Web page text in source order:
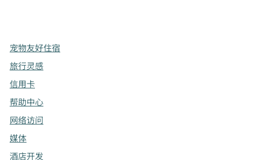
宠物友好住宿
旅行灵感
信用卡
帮助中心
网络访问
媒体
酒店开发